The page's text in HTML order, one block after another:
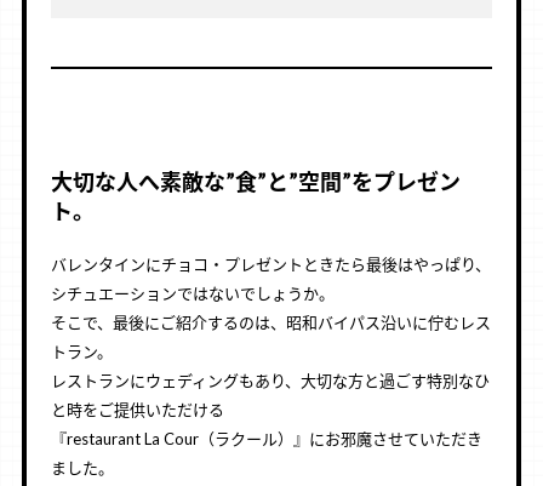
大切な人へ素敵な”食”と”空間”をプレゼン
ト。
バレンタインにチョコ・プレゼントときたら最後はやっぱり、
シチュエーションではないでしょうか。
そこで、最後にご紹介するのは、昭和バイパス沿いに佇むレス
トラン。
レストランにウェディングもあり、大切な方と過ごす特別なひ
と時をご提供いただける
『restaurant La Cour（ラクール）』にお邪魔させていただき
ました。